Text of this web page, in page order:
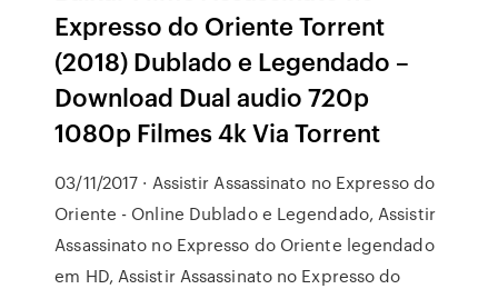
Expresso do Oriente Torrent
(2018) Dublado e Legendado –
Download Dual audio 720p
1080p Filmes 4k Via Torrent
03/11/2017 · Assistir Assassinato no Expresso do
Oriente - Online Dublado e Legendado, Assistir
Assassinato no Expresso do Oriente legendado
em HD, Assistir Assassinato no Expresso do